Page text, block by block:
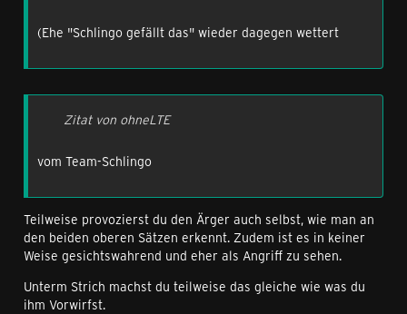
(Ehe "Schlingo gefällt das" wieder dagegen wettert
Zitat von ohneLTE
vom Team-Schlingo
Teilweise provozierst du den Ärger auch selbst, wie man an
den beiden oberen Sätzen erkennt. Zudem ist es in keiner
Weise gesichtswahrend und eher als Angriff zu sehen.
Unterm Strich machst du teilweise das gleiche wie was du
ihm Vorwirfst.